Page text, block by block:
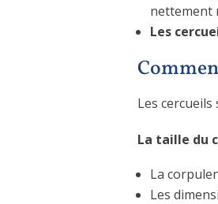
nettement
Les
Les
La taille du
La
Les